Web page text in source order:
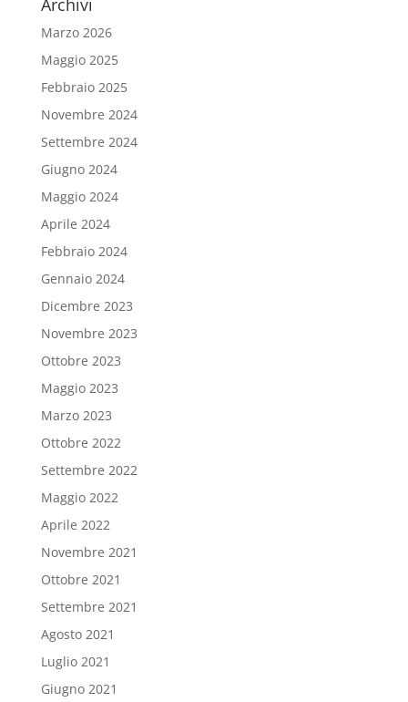
Archivi
Marzo 2026
Maggio 2025
Febbraio 2025
Novembre 2024
Settembre 2024
Giugno 2024
Maggio 2024
Aprile 2024
Febbraio 2024
Gennaio 2024
Dicembre 2023
Novembre 2023
Ottobre 2023
Maggio 2023
Marzo 2023
Ottobre 2022
Settembre 2022
Maggio 2022
Aprile 2022
Novembre 2021
Ottobre 2021
Settembre 2021
Agosto 2021
Luglio 2021
Giugno 2021